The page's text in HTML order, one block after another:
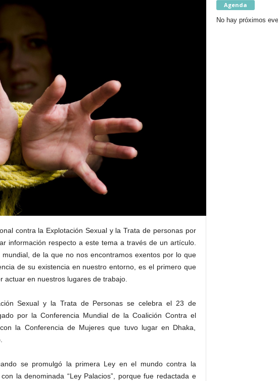
contra la Explotación Sexual y la Trata de personas por
información respecto a este tema a través de un artículo.
de la que no nos encontramos exentos por lo que
de su existencia en nuestro entorno, es el primero que
en nuestros lugares de trabajo.
Sexual y la Trata de Personas se celebra el 23 de
por la Conferencia Mundial de la Coalición Contra el
la Conferencia de Mujeres que tuvo lugar en Dhaka,
se promulgó la primera Ley en el mundo contra la
la denominada “Ley Palacios”, porque fue redactada e
Agenda
No hay próximos